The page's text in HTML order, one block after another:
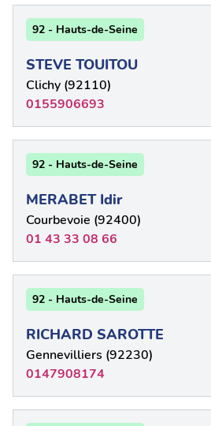
92 - Hauts-de-Seine
STEVE TOUITOU
Clichy (92110)
0155906693
92 - Hauts-de-Seine
MERABET Idir
Courbevoie (92400)
01 43 33 08 66
92 - Hauts-de-Seine
RICHARD SAROTTE
Gennevilliers (92230)
0147908174